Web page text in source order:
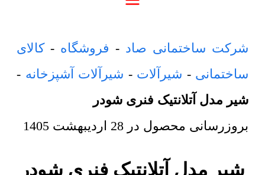
شرکت ساختمانی صاد - فروشگاه -کالای
ساختمانی - شیرآلات - شیرآلات آشپزخانه -
شیر مدل آتلانتیک فنری شودر
بروزرسانی محصول در 28 اردیبهشت 1405
شیر مدل آتلانتیک فنری شودر